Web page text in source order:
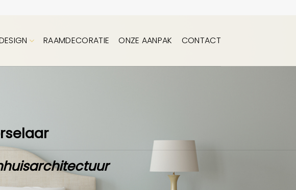
RAAMDECORATIE ONZE AANPAK CONTACT